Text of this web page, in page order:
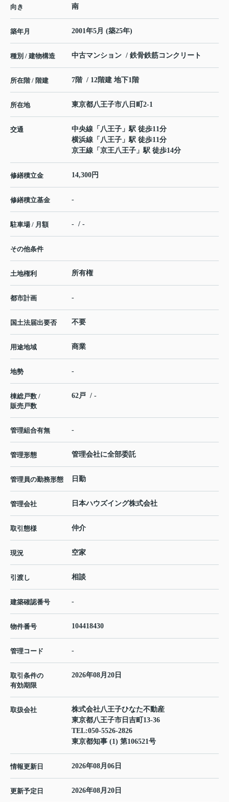
向き 南
築年月 2001年5月 (築25年)
種別 / 建物構造 中古マンション / 鉄骨鉄筋コンクリート
所在階 / 階建 7階 / 12階建 地下1階
所在地 東京都八王子市八日町 2-1
交通 中央線 「 八王子 」駅 徒歩11分
横浜線 「 八王子 」駅 徒歩11分
京王線 「 京王八王子 」駅 徒歩14分
修繕積立金 14,300円
修繕積立基金 -
駐車場 / 月額 - / -
その他条件
土地権利 所有権
都市計画 -
国土法届出要否 不要
用途地域 商業
地勢 -
棟総戸数 /
販売戸数
62戸 / -
管理組合有無 -
管理形態 管理会社に全部委託
管理員の勤務形態 日勤
管理会社 日本ハウズイング株式会社
取引態様 仲介
現況 空家
引渡し 相談
建築確認番号 -
物件番号 104418430
管理コード -
取引条件の
有効期限
2026年08月20日
取扱会社
株式会社八王子ひなた不動産
東京都八王子市日吉町13-36
TEL:050-5526-2826
東京都知事 (1) 第106521号
情報更新日 2026年08月06日
更新予定日 2026年08月20日